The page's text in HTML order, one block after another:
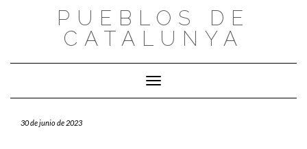
PUEBLOS DE
CATALUNYA
Cambiar modo de navegación
30 de junio de 2023